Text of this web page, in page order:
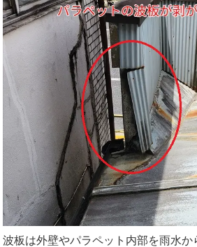
波板は外壁やパラペット内部を雨水か